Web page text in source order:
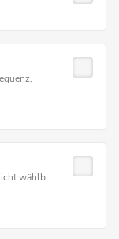
wählb...